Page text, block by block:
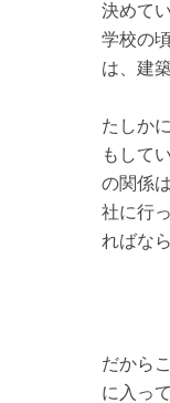
決めて
学校の
は、建
たしか
もして
の関係
社に行
ればな
だから
に入っ